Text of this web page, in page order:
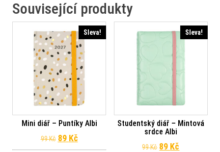
Související produkty
Sleva!
Mini diář – Puntíky Albi
99Kč Původní cena byla: 99 Kč.
89 KčAktuální cena je: 89 Kč.
Sleva!
Studentský diář – Mintová
srdce Albi
99Kč Původní cena
89 Kč